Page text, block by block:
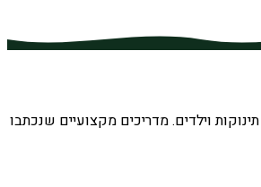
וילדים. מדריכים מקצועיים שנכתבו